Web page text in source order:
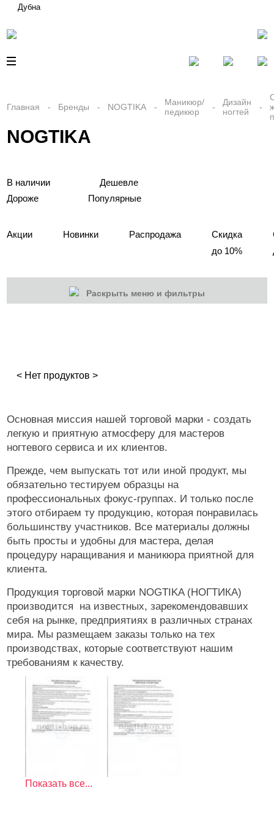
Дубна
Главная Бренды NOGTIKA
Маникюр/
педикюр
Дизайн
ногтей
NOGTIKA
В наличии
Дешевле
Дороже
Популярные
Акции Новинки Распродажа
Скидка
до 10%
Раскрыть меню и фильтры
Втирка-спрей
Блестки/Песок/Мороженое и др
Втирка, хлопья Юки
Слюда, пралине
Стразы, жемчуг, пикси
Инструменты
Лаки для ногтей
Пилки, блоки
Уход
Косметика
Оборудование
Расходные
< Нет продуктов >
Основная миссия нашей торговой марки - создать
легкую и приятную атмосферу для мастеров
ногтевого сервиса и их клиентов.
Прежде, чем выпускать тот или иной продукт, мы
обязательно тестируем образцы на
профессиональных фокус-группах. И только после
этого отбираем ту продукцию, которая понравилась
большинству участников. Все материалы должны
быть просты и удобны для мастера, делая
процедуру наращивания и маникюра приятной для
клиента.
Продукция торговой марки NOGTIKA (НОГТИКА)
производится на известных, зарекомендовавших
себя на рынке, предприятиях в различных странах
мира. Мы размещаем заказы только на тех
производствах, которые соответствуют нашим
требованиям к качеству.
Показать все...